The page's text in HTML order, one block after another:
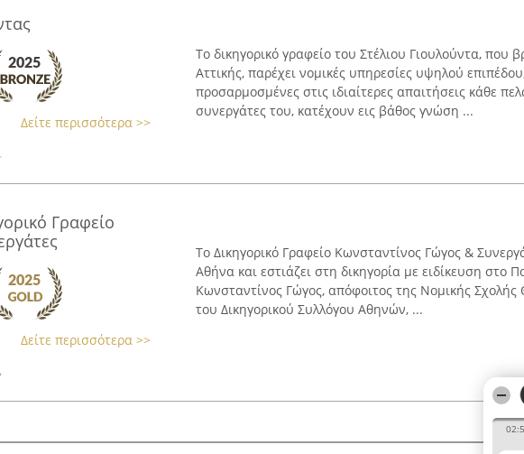
Δείτε περισσότερα >>
Το δικηγορικό γραφείο του Στέλιου Γιουλούντα, που
Αττικής, παρέχει νομικές υπηρεσίες υψηλού
προσαρμοσμένες στις ιδιαίτερες απαιτήσεις κάθε
συνεργάτες του, κατέχουν εις βάθος γνώση ...
Γραφείο
Δείτε περισσότερα >>
Το Δικηγορικό Γραφείο Κωνσταντίνος Γώγος &
Αθήνα και εστιάζει στη δικηγορία με ειδίκευση στο
Κωνσταντίνος Γώγος, απόφοιτος της Νομικής Σχολής
του Δικηγορικού Συλλόγου Αθηνών, ...